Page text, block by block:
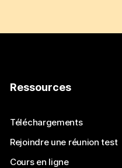
Ressources
Téléchargements
Rejoindre une réunion test
Cours en ligne